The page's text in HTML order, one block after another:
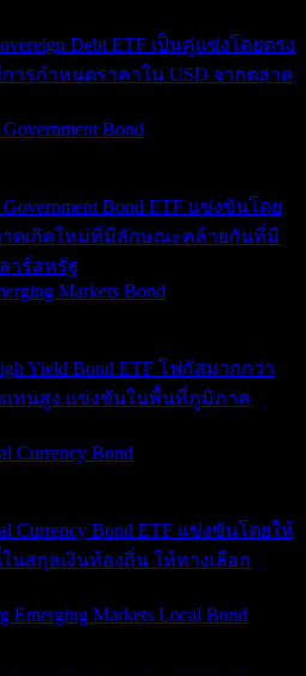
Markets
Markets
Markets
Debt ETF เป็นคู่แข่งโดยตรง
ารกำหนดราคาใน USD จากตลาด
Bond
Government Bond ETF แข่งขันโดย
ดเกิดใหม่ที่มีลักษณะคล้ายกันที่มี
าร์สหรัฐ
Markets Bond
Yield Bond ETF โฟกัสมากกว่า
ทนสูง แข่งขันในพื้นที่ภูมิภาค
Currency Bond
Currency Bond ETF แข่งขันโดยให้
สกุลเงินท้องถิ่น ให้ทางเลือก
Emerging Markets Local Bond